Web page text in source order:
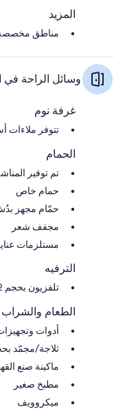
المزيد
مناطق مخصصة
وسائل الراحة في
غرفة نوم
تتوفر ملاءات
الحمام
تم توفير
حمام خاص
حمّام مجهز
مجفف شعر
مستلزمات
الترفيه
تلفزيون بحجم 32-بوصة ذو قنوات بث مدفوعة الاشتراك
الطعام والشراب
أدوات
ثلاجة/مجمّد
ماكينة صنع
مطبخ صغير
ميكروويف